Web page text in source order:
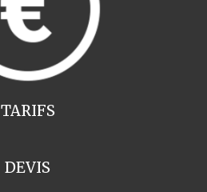
TARIFS
DEVIS